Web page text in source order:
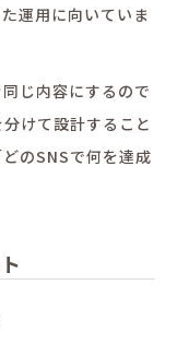
運用に向いていま
じ内容にするので
けて設計すること
のSNSで何を達成